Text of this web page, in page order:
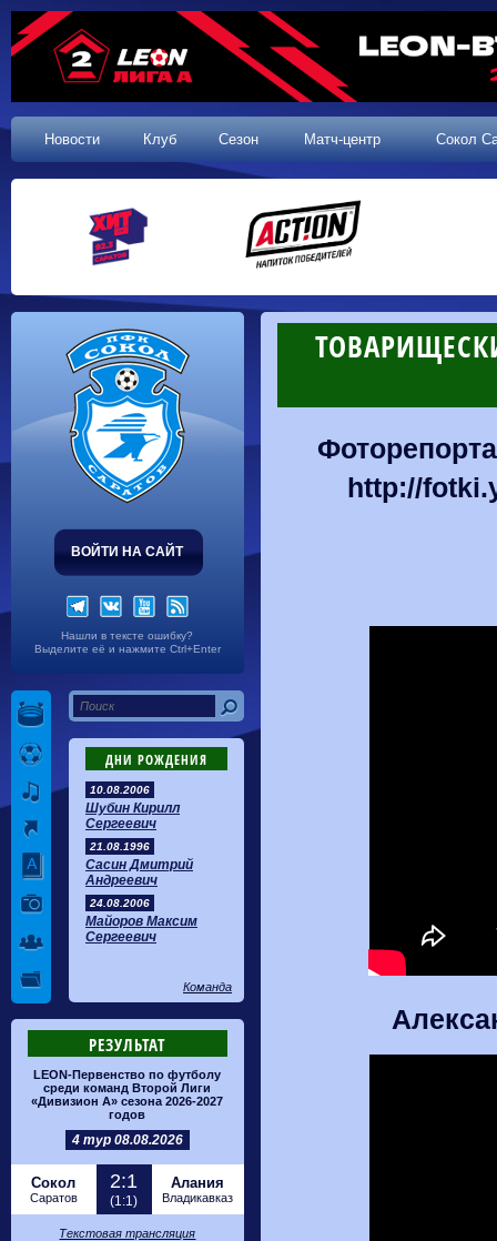
Новости Клуб Сезон Матч-центр Сокол
ВОЙТИ НА САЙТ
Нашли в тексте ошибку?
Выделите её и нажмите Ctrl+Enter
ДНИ РОЖДЕНИЯ
10.08.2006
Шубин Кирилл
Сергеевич
21.08.1996
Сасин Дмитрий
Андреевич
24.08.2006
Майоров Максим
Сергеевич
Команда
РЕЗУЛЬТАТ
LEON-Первенство по футболу
среди команд Второй Лиги
«Дивизион А» сезона 2026-2027
годов
4 тур 08.08.2026
Сокол
Саратов
2:1
(1:1)
Алания
Владикавказ
Текстовая трансляция
http://